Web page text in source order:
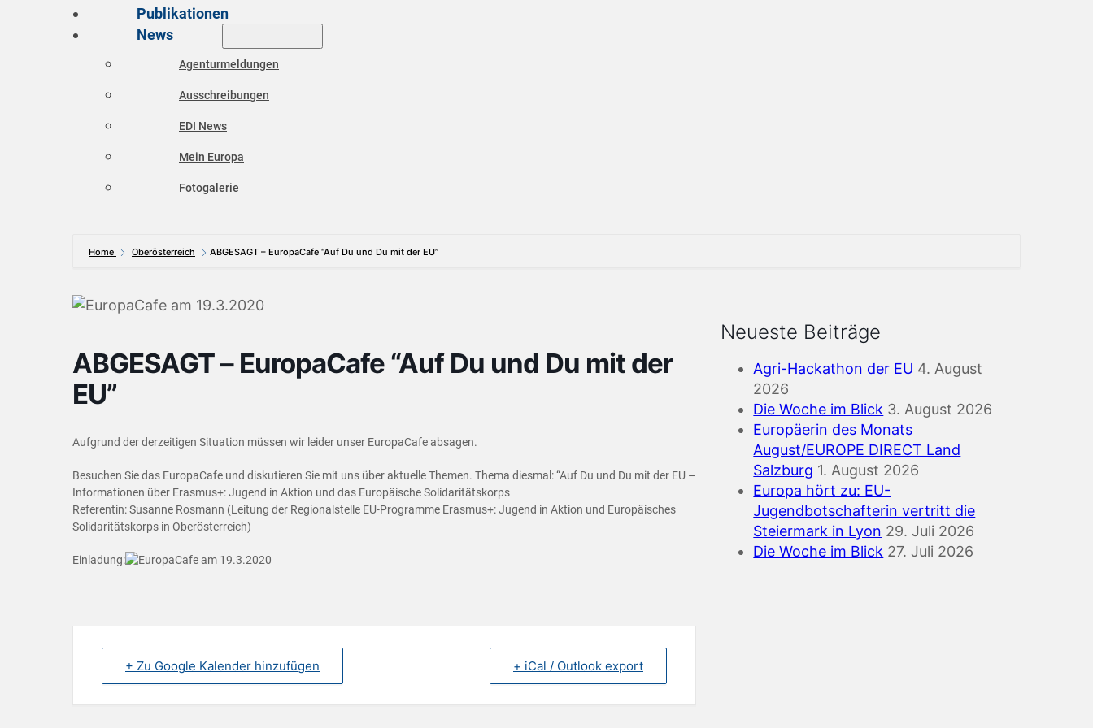
Publikationen
News
Agenturmeldungen
Ausschreibungen
EDI News
Mein Europa
Fotogalerie
Home Oberösterreich ABGESAGT – EuropaCafe “Auf Du und Du mit der EU”
ABGESAGT – EuropaCafe “Auf Du und Du mit der
EU”
Aufgrund der derzeitigen Situation müssen wir leider unser EuropaCafe absagen.
Besuchen Sie das EuropaCafe und diskutieren Sie mit uns über aktuelle Themen. Thema diesmal: “Auf Du und Du mit der EU –
Informationen über Erasmus+: Jugend in Aktion und das Europäische Solidaritätskorps
Referentin: Susanne Rosmann (Leitung der Regionalstelle EU-Programme Erasmus+: Jugend in Aktion und Europäisches
Solidaritätskorps in Oberösterreich)
Einladung:
+ Zu Google Kalender hinzufügen + iCal / Outlook export
Neueste Beiträge
Agri-Hackathon der EU 4. August
2026
Die Woche im Blick 3. August 2026
Europäerin des Monats
August/EUROPE DIRECT Land
Salzburg 1. August 2026
Europa hört zu: EU-
Jugendbotschafterin vertritt die
Steiermark in Lyon 29. Juli 2026
Die Woche im Blick 27. Juli 2026